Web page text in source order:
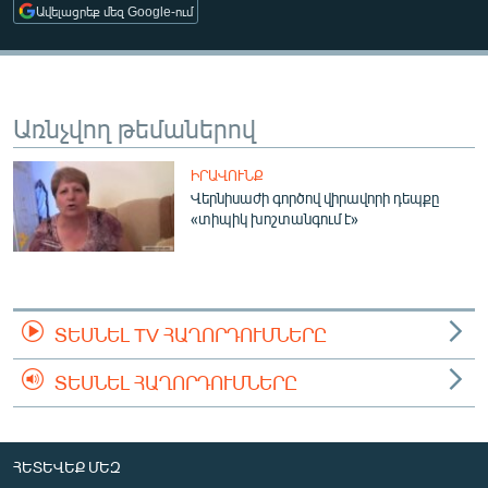
ՄԻՋԱԶԳԱՅԻՆ
ՄՇԱԿՈՒՅԹ
ՄԵԿՆԱԲԱՆՈՒԹՅՈՒՆ
ՏՏ ԵՒ ԻՆՏԵՐՆԵՏ
ԿՈՐՈՆԱՎԻՐՈՒՍ
ԱՐԽԻՎ
ԲԱՆԱՎԵՃ
ՁԳՏԵԼՈՎ ԼԱՎԱԳՈՒՅՆԻՆ
ՓՈԴՔԱՍԹ
Հայերեն
Ավելացրեք մեզ Google-ում
Առնչվող թեմաներով
ԻՐԱՎՈՒՆՔ
Վերնիսաժի գործով վիրավորի դեպքը
«տիպիկ խոշտանգում է»
ՏԵՍՆԵԼ TV ՀԱՂՈՐԴՈՒՄՆԵՐԸ
ՏԵՍՆԵԼ ՀԱՂՈՐԴՈՒՄՆԵՐԸ
ՀԵՏԵՎԵՔ ՄԵԶ